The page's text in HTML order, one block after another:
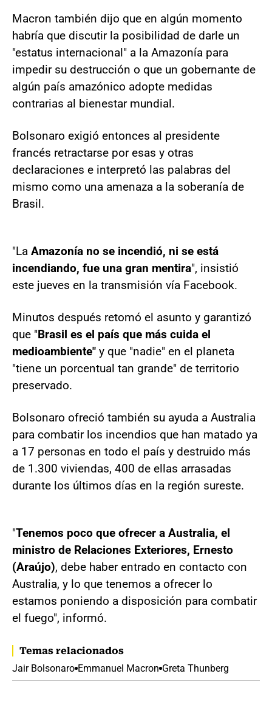
Macron también dijo que en algún momento
habría que discutir la posibilidad de darle un
"estatus internacional" a la Amazonía para
impedir su destrucción o que un gobernante de
algún país amazónico adopte medidas
contrarias al bienestar mundial.
Bolsonaro exigió entonces al presidente
francés retractarse por esas y otras
declaraciones e interpretó las palabras del
mismo como una amenaza a la soberanía de
Brasil.
"La Amazonía no se incendió, ni se está
incendiando, fue una gran mentira", insistió
este jueves en la transmisión vía Facebook.
Minutos después retomó el asunto y garantizó
que "Brasil es el país que más cuida el
medioambiente" y que "nadie" en el planeta
"tiene un porcentual tan grande" de territorio
preservado.
Bolsonaro ofreció también su ayuda a Australia
para combatir los incendios que han matado ya
a 17 personas en todo el país y destruido más
de 1.300 viviendas, 400 de ellas arrasadas
durante los últimos días en la región sureste.
"Tenemos poco que ofrecer a Australia, el
ministro de Relaciones Exteriores, Ernesto
(Araújo), debe haber entrado en contacto con
Australia, y lo que tenemos a ofrecer lo
estamos poniendo a disposición para combatir
el fuego", informó.
Temas relacionados
Jair Bolsonaro Emmanuel Macron Greta Thunberg